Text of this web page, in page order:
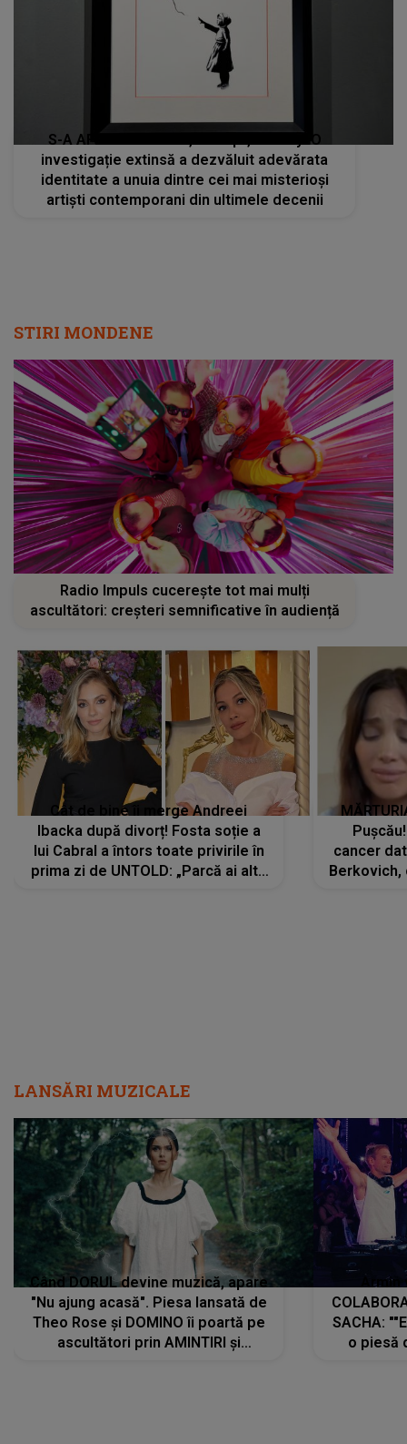
S-A AFLAT cine este, de fapt, Banksy! O
investigație extinsă a dezvăluit adevărata
identitate a unuia dintre cei mai misterioşi
artişti contemporani din ultimele decenii
STIRI MONDENE
Radio Impuls cucerește tot mai mulți
ascultători: creșteri semnificative în audiență
Cât de bine îi merge Andreei
Ibacka după divorț! Fosta soție a
lui Cabral a întors toate privirile în
prima zi de UNTOLD: „Parcă ai altă
cancer
LANSĂRI MUZICALE
Când DORUL devine muzică, apare
"Nu ajung acasă". Piesa lansată de
Theo Rose și DOMINO îi poartă pe
ascultători prin AMINTIRI și
SACHA:
o piesă